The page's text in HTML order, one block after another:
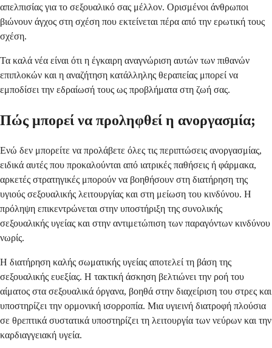
απελπισίας για το σεξουαλικό σας μέλλον. Ορισμένοι άνθρωποι
βιώνουν άγχος στη σχέση που εκτείνεται πέρα από την ερωτική τους
σχέση.
Τα καλά νέα είναι ότι η έγκαιρη αναγνώριση αυτών των πιθανών
επιπλοκών και η αναζήτηση κατάλληλης θεραπείας μπορεί να
εμποδίσει την εδραίωσή τους ως προβλήματα στη ζωή σας.
Πώς μπορεί να προληφθεί η ανοργασμία;
Ενώ δεν μπορείτε να προλάβετε όλες τις περιπτώσεις ανοργασμίας,
ειδικά αυτές που προκαλούνται από ιατρικές παθήσεις ή φάρμακα,
αρκετές στρατηγικές μπορούν να βοηθήσουν στη διατήρηση της
υγιούς σεξουαλικής λειτουργίας και στη μείωση του κινδύνου. Η
πρόληψη επικεντρώνεται στην υποστήριξη της συνολικής
σεξουαλικής υγείας και στην αντιμετώπιση των παραγόντων κινδύνου
νωρίς.
Η διατήρηση καλής σωματικής υγείας αποτελεί τη βάση της
σεξουαλικής ευεξίας. Η τακτική άσκηση βελτιώνει την ροή του
αίματος στα σεξουαλικά όργανα, βοηθά στην διαχείριση του στρες και
υποστηρίζει την ορμονική ισορροπία. Μια υγιεινή διατροφή πλούσια
σε θρεπτικά συστατικά υποστηρίζει τη λειτουργία των νεύρων και την
καρδιαγγειακή υγεία.